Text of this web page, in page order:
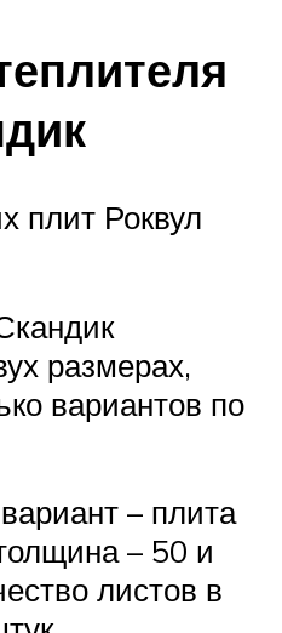
плит Роквул
размерах,
вариантов по
– плита
– 50 и
листов в